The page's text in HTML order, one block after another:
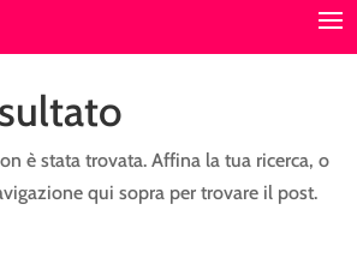
è stata trovata. Affina la tua ricerca, o
qui sopra per trovare il post.